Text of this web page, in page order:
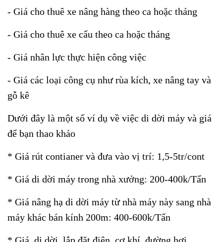
- Giá cho thuê xe nâng hàng theo ca hoặc tháng
- Giá cho thuê xe cẩu theo ca hoặc tháng
- Giá nhân lực thực hiện công việc
- Giá các loại công cụ như rùa kích, xe nâng tay và
gỗ kê
Dưới đây là một số ví dụ về việc di dời máy và giá
để bạn thao khảo
* Giá rút contianer và đưa vào vị trí: 1,5-5tr/cont
* Giá di dời máy trong nhà xưởng: 200-400k/Tấn
* Giá nâng hạ di dời máy từ nhà máy này sang nhà
máy khác bán kính 200m: 400-600k/Tấn